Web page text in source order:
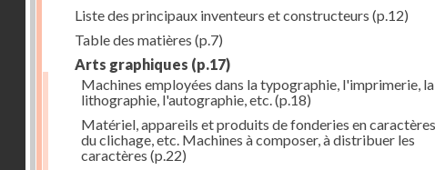
Liste des principaux inventeurs et constructeurs (p.12)
Table des matières (p.7)
Arts graphiques (p.17)
Machines employées dans la typographie, l'imprimerie, la
lithographie, l'autographie, etc.(p.18)
Matériel, appareils et produits de fonderies en
du clichage, etc. Machines à composer, à distribuer les
caractères (p.22)